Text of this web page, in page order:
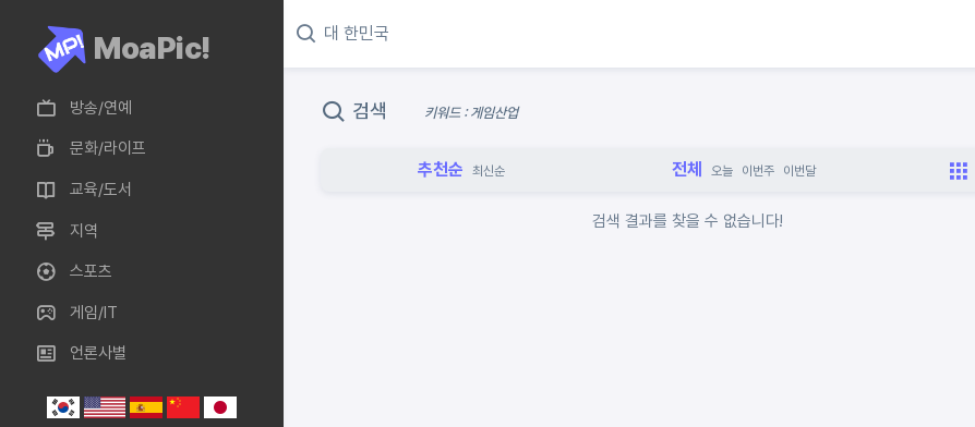
MoaPic!
방송/연예
문화/라이프
교육/도서
지역
스포츠
게임/IT
언론사별
검색 키워드 : 게임산업
추천순 최신순 전체 오늘 이번주 이번달
검색 결과를 찾을 수 없습니다!